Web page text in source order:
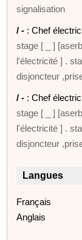
signalisation
/ - : Chef
stage [ _ ]
l'électricité ] .
disjoncteur
/ - : Chef
stage [ _ ]
l'électricité ] .
disjoncteur
Langues
Français
Anglais